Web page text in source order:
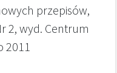
przepisów,
2, wyd. Centrum
2011